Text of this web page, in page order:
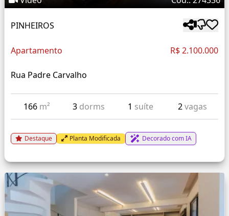
PINHEIROS
Apartamento R$ 2.100.000
Rua Padre Carvalho
166 m² 3 dorms 1 suíte 2vagas
Destaque Planta Modificada Decorado com IA